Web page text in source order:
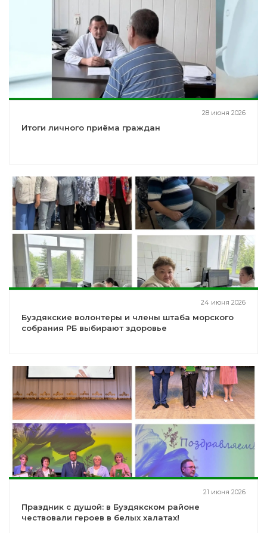
28 июня 2026
Итоги личного приёма граждан
24 июня 2026
Буздякские волонтеры и члены штаба морского
собрания РБ выбирают здоровье
21 июня 2026
Праздник с душой: в Буздякском районе
чествовали героев в белых халатах!